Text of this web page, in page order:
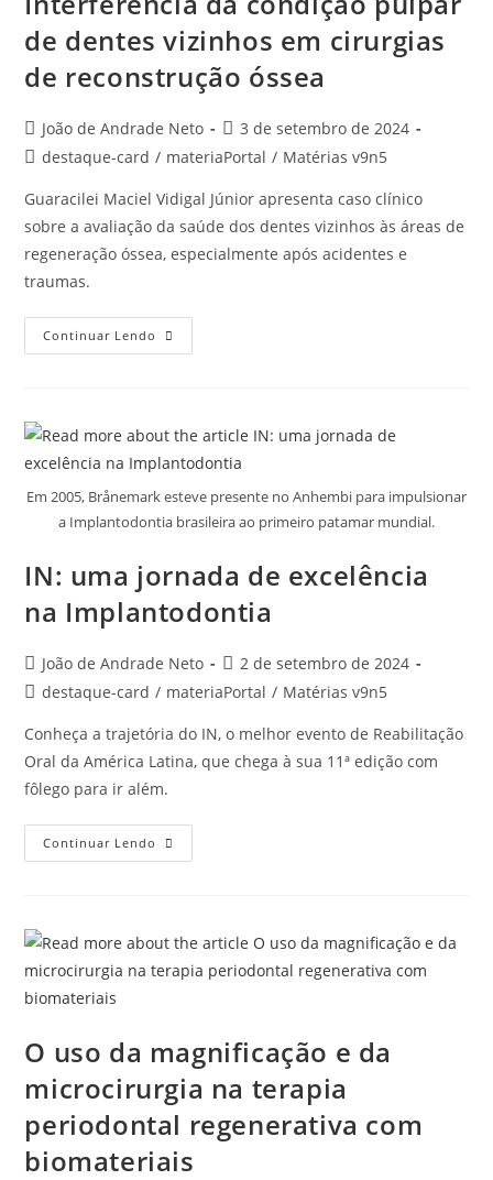
de dentes vizinhos em cirurgias
de reconstrução óssea
João de Andrade Neto
3 de setembro de 2024
destaque-card / materiaPortal / Matérias v9n5
Guaracilei Maciel Vidigal Júnior apresenta caso clínico
sobre a avaliação da saúde dos dentes vizinhos às áreas de
regeneração óssea, especialmente após acidentes e
traumas.
Continuar Lendo
Em 2005, Brånemark esteve presente no Anhembi para impulsionar
a Implantodontia brasileira ao primeiro patamar mundial.
IN: uma jornada de excelência
na Implantodontia
João de Andrade Neto
2 de setembro de 2024
destaque-card / materiaPortal / Matérias v9n5
Conheça a trajetória do IN, o melhor evento de Reabilitação
Oral da América Latina, que chega à sua 11ª edição com
fôlego para ir além.
Continuar Lendo
O uso da magnificação e da
microcirurgia na terapia
periodontal regenerativa com
biomateriais